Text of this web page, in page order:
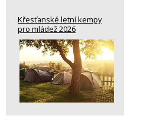
Křesťanské letní kempy
pro mládež 2026